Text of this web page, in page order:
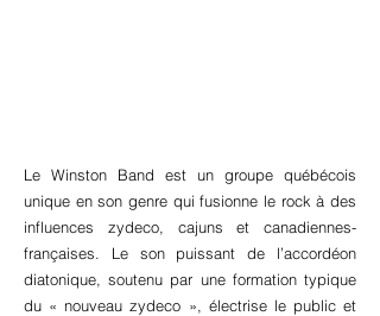
Le Winston Band est un groupe québécois
unique en son genre qui fusionne le rock à des
influences zydeco, cajuns et canadiennes-
françaises. Le son puissant de l’accordéon
diatonique, soutenu par une formation typique
du « nouveau zydeco », électrise le public et